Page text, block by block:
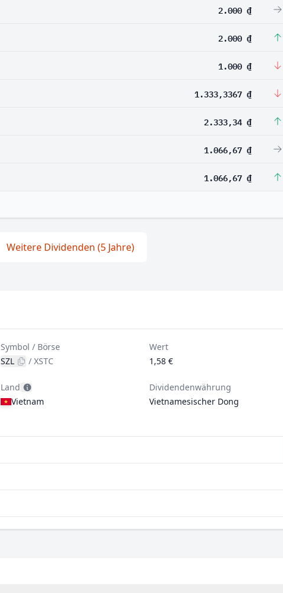
2.000 ₫
2.000 ₫
1.000 ₫
1.333,3367 ₫
2.333,34 ₫
1.066,67 ₫
1.066,67 ₫
Weitere Dividenden (5 Jahre)
Symbol / Börse
SZL
/XSTC
Wert
1,58 €
Land
Vietnam
Dividendenwährung
Vietnamesischer Dong